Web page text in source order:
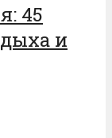
45
и